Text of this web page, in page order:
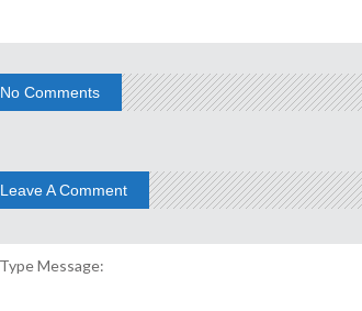
No Comments
Leave A Comment